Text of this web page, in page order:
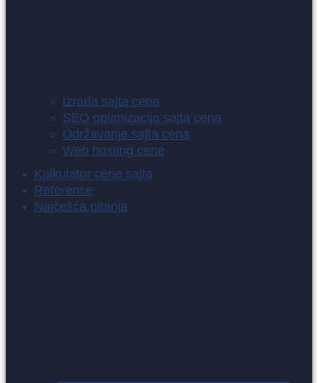
Izrada sajta cena
SEO optimizacija sajta cena
Održavanje sajta cena
Web hosting cene
Kalkulator cene sajta
Reference
Najčešća pitanja